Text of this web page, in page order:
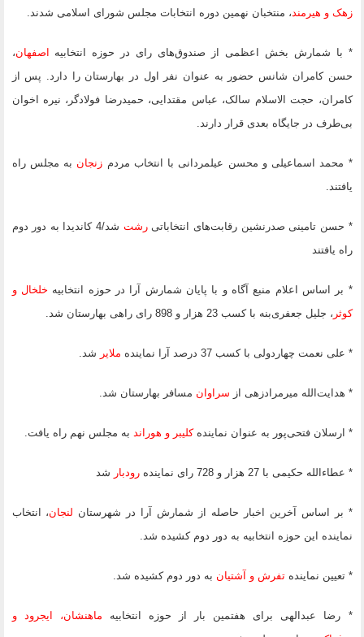
زهک و هیرمند، منتخبان نهمین دوره انتخابات مجلس شورای اسلامی شدند.
* با شمارش بخش اعظمی از صندوق‌های رای در حوزه انتخابیه اصفهان،
حسن کامران شانس حضور به عنوان نفر اول در بهارستان را دارد. پس از
کامران، حجت الاسلام سالک، عباس مقتدایی، حمیدرضا فولادگر، نیره اخوان
بی‌طرف در جایگاه بعدی قرار دارند.
* محمد اسماعیلی و محسن عیلمردانی با انتخاب مردم زنجان به مجلس راه
یافتند.
* حسن تامینی صدرنشین رقابت‌های انتخاباتیرشت
شد/4 کاندیدا به دور دوم
راه یافتند
* بر اساس اعلام منبع آگاه و با پایان شمارش آرا در حوزه انتخابیه خلخال و
کوثر ، جلیل جعفری‌بنه با کسب 23 هزار و 898 رای راهی بهارستان شد.
* علی نعمت چهاردولی با کسب 37 درصد آرا نماینده ملایر شد.
* هدایت‌الله میرمرادزهی از سراوان مسافر بهارستان شد.
* ارسلان فتحی‌پور به عنوان نمایندهکلیبر و هوراند به مجلس نهم راه یافت.
* عطاءالله حکیمی با 27 هزار و 728 رای نماینده رودبار شد
* بر اساس آخرین اخبار حاصله از شمارش آرا در شهرستان لنجان، انتخاب
نماینده این حوزه انتخابیه به دور دوم کشیده شد.
* تعیین نمایندهتفرش و آشتیان به دور دوم کشیده شد.
* رضا عبدالهی برای هفتمین بار از حوزه انتخابیه
ماهنشان، ایجرود و